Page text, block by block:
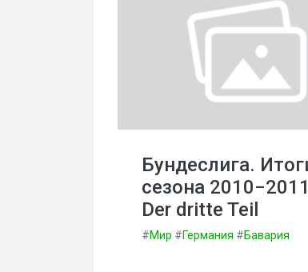
Бундеслига.
сезона
Der dritte Teil
#Мир #Германия #Бавария